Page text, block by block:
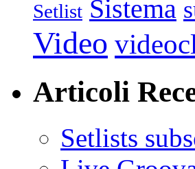
Setlist Sistema
Video
Articoli
Setlists